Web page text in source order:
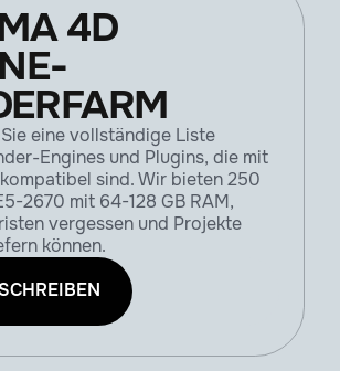
4D
eine vollständige Liste
Engines und Plugins, die mit
sind. Wir bieten 250
2670 mit 64-128 GB RAM,
vergessen und Projekte
können.